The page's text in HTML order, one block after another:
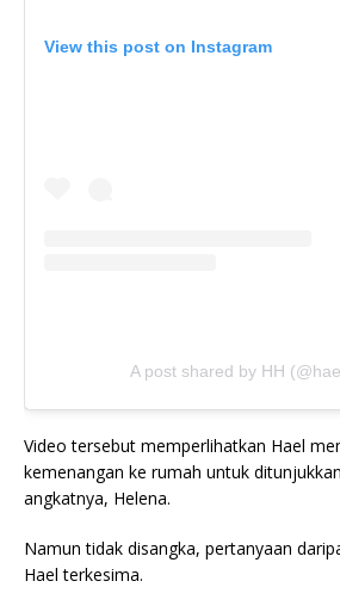
View this post on Instagram
A post shared by HH
Video tersebut memperlihatkan Hael
kemenangan ke rumah untuk
angkatnya, Helena.
Namun tidak disangka, pertanyaan
Hael terkesima.